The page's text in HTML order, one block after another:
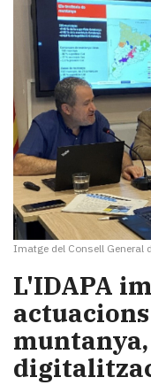
Imatge del Consell General
L'IDAPA